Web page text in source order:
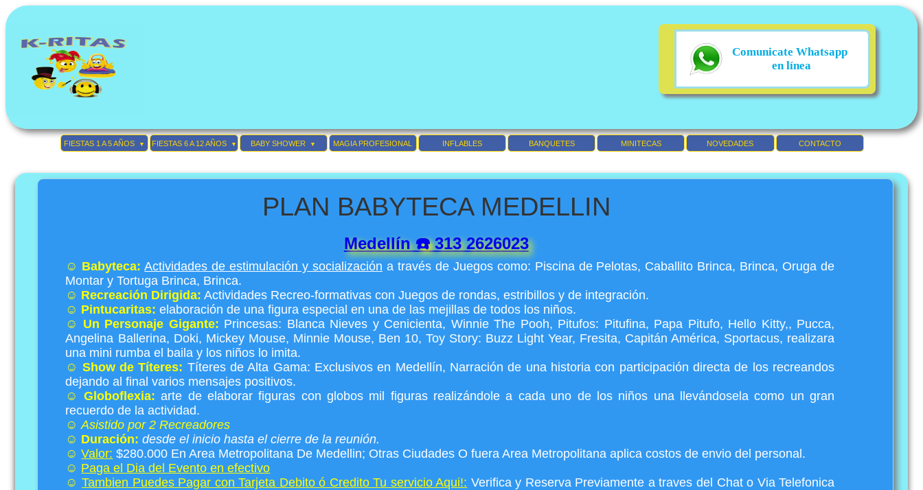
Comunicate Whatsapp
en línea
FIESTAS 1 A 5 AÑOS ▼ FIESTAS 6 A 12 AÑOS ▼ BABY SHOWER ▼ MAGIA PROFESIONAL INFLABLES BANQUETES MINITECAS NOVEDADES CONTACTO
PLAN BABYTECA MEDELLIN
Medellín ☎️ 313 2626023
☺ Babyteca: Actividades de estimulación y socialización a través de Juegos como: Piscina de Pelotas, Caballito Brinca, Brinca, Oruga de
Montar y Tortuga Brinca, Brinca.
☺ Recreación Dirigida: Actividades Recreo-formativas con Juegos de rondas, estribillos y de integración.
☺ Pintucaritas: elaboración de una figura especial en una de las mejillas de todos los niños.
☺ Un Personaje Gigante: Princesas: Blanca Nieves y Cenicienta, Winnie The Pooh, Pitufos: Pitufina, Papa Pitufo, Hello Kitty,, Pucca,
Angelina Ballerina, Doki, Mickey Mouse, Minnie Mouse, Ben 10, Toy Story: Buzz Light Year, Fresita, Capitán América, Sportacus, realizara
una mini rumba el baila y los niños lo imita.
☺ Show de Títeres: Títeres de Alta Gama: Exclusivos en Medellín, Narración de una historia con participación directa de los recreandos
dejando al final varios mensajes positivos.
☺ Globoflexia: arte de elaborar figuras con globos mil figuras realizándole a cada uno de los niños una llevándosela como un gran
recuerdo de la actividad.
☺Asistido por 2 Recreadores
☺ Duración: desde el inicio hasta el cierre de la reunión.
☺Valor: $280.000 En Area Metropolitana De Medellin; Otras Ciudades O fuera Area Metropolitana aplica costos de envio del personal.
☺ Paga el Dia del Evento en efectivo
☺Tambien Puedes Pagar con Tarjeta Debito ó Credito Tu servicio Aqui!: Verifica y Reserva Previamente a traves del Chat o Via Telefonica